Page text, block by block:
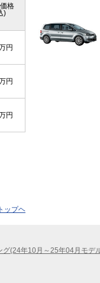
格
)
円
円
円
ップヘ
グ(24年10月～25年04月モデ